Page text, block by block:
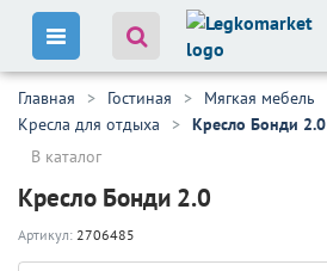
Главная Гостиная Мягкая мебель
Кресла для отдыха
Кресло Бонди 2.0
В каталог
Кресло Бонди 2.0
Артикул: 2706485